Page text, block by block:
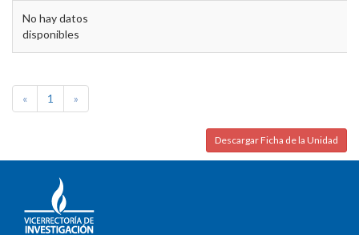
No hay datos
disponibles
« 1 »
Descargar Ficha de la Unidad